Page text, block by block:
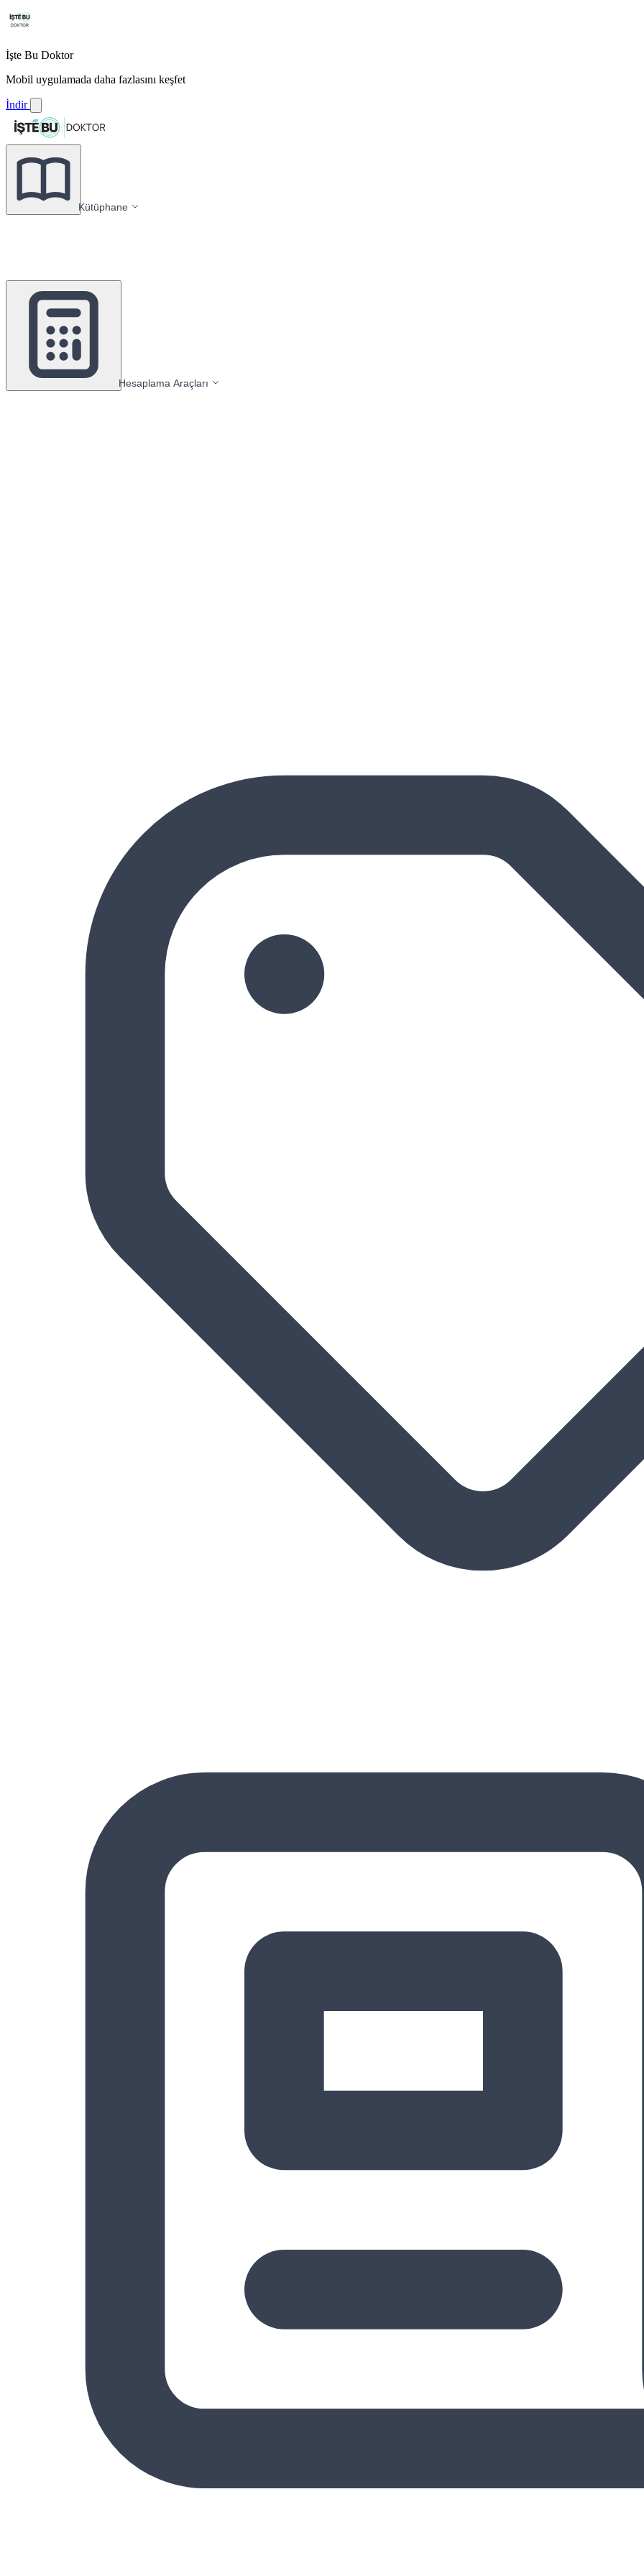
İşte Bu Doktor
Mobil uygulamada daha fazlasını keşfet
İndir
Kütüphane
Hesaplama Araçları